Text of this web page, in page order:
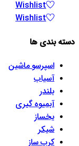
Wishlist
Wishlist
دسته بندی ها
اسپرسو‌ ماشین
آسیاب
بلندر
آبمیوه گیری
یخساز
شیکر
کرپ ساز